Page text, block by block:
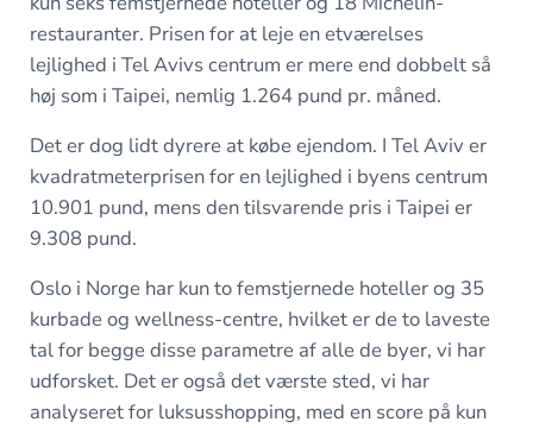
restauranter. Prisen for at leje en etværelses
lejlighed i Tel Avivs centrum er mere end dobbelt så
høj som i Taipei, nemlig 1.264 pund pr. måned.
Det er dog lidt dyrere at købe ejendom. I Tel Aviv er
kvadratmeterprisen for en lejlighed i byens centrum
10.901 pund, mens den tilsvarende pris i Taipei er
9.308 pund.
Oslo i Norge har kun to femstjernede hoteller og 35
kurbade og wellness-centre, hvilket er de to laveste
tal for begge disse parametre af alle de byer, vi har
udforsket. Det er også det værste sted, vi har
analyseret for luksusshopping, med en score på kun